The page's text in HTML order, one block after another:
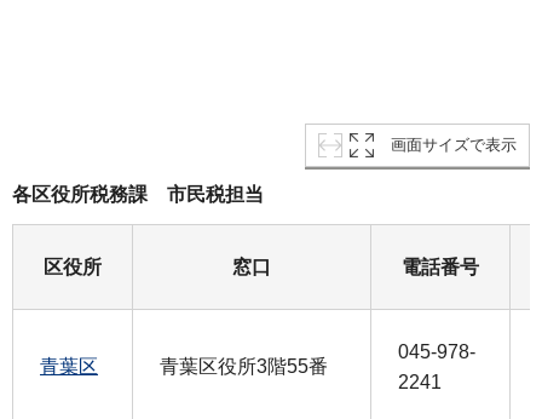
画面サイズで表示
各区役所税務課 市民税担当
区役所 窓口 電話番号
青葉区 青葉区役所3階55番
045-978-
2241